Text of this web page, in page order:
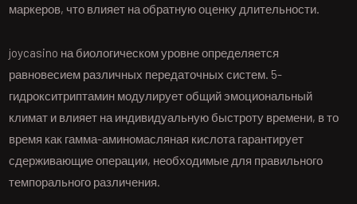
маркеров, что влияет на обратную оценку длительности.
joycasino на биологическом уровне определяется
равновесием различных передаточных систем. 5-
гидрокситриптамин модулирует общий эмоциональный
климат и влияет на индивидуальную быстроту времени, в то
время как гамма-аминомасляная кислота гарантирует
сдерживающие операции, необходимые для правильного
темпорального различения.